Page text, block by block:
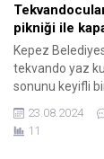
pikniği ile
Kepez
tekvando yaz
sonunu keyifli
birlikte
düzenlenen
23.08.2024
11